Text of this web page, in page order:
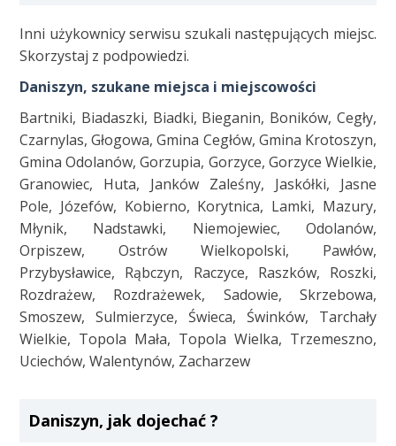
Inni użykownicy serwisu szukali następujących miejsc.
Skorzystaj z podpowiedzi.
Daniszyn, szukane miejsca i miejscowości
Bartniki, Biadaszki, Biadki, Bieganin, Boników, Cegły,
Czarnylas, Głogowa, Gmina Cegłów, Gmina Krotoszyn,
Gmina Odolanów, Gorzupia, Gorzyce, Gorzyce Wielkie,
Granowiec, Huta, Janków Zaleśny, Jaskółki, Jasne
Pole, Józefów, Kobierno, Korytnica, Lamki, Mazury,
Młynik, Nadstawki, Niemojewiec, Odolanów,
Orpiszew, Ostrów Wielkopolski, Pawłów,
Przybysławice, Rąbczyn, Raczyce, Raszków, Roszki,
Rozdrażew, Rozdrażewek, Sadowie, Skrzebowa,
Smoszew, Sulmierzyce, Świeca, Świnków, Tarchały
Wielkie, Topola Mała, Topola Wielka, Trzemeszno,
Uciechów, Walentynów, Zacharzew
Daniszyn, jak dojechać ?